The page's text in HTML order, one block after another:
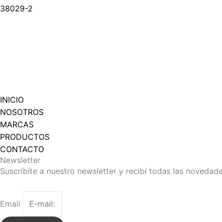
38029-2
INICIO
NOSOTROS
MARCAS
PRODUCTOS
CONTACTO
Newsletter
Suscribite a nuestro newsletter y recibí todas las
Email